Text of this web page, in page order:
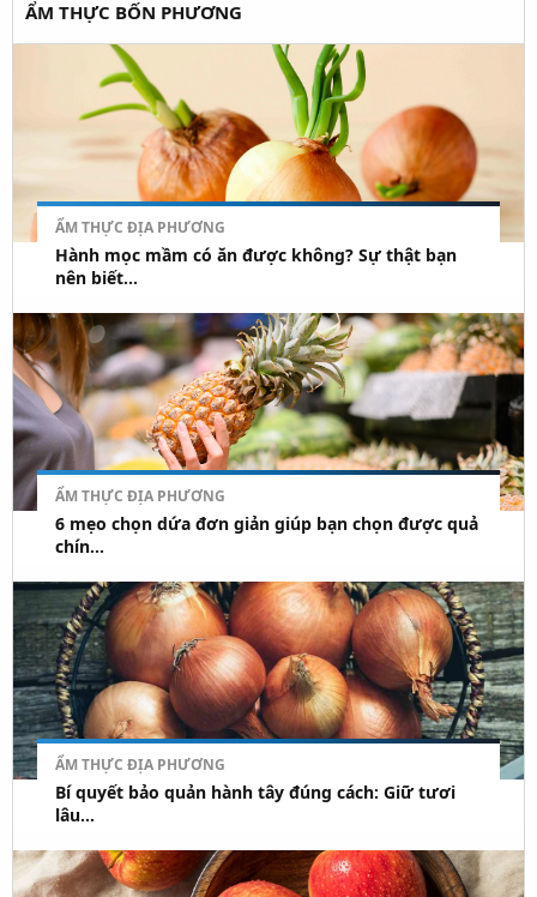
ẨM THỰC BỐN PHƯƠNG
ẨM THỰC ĐỊA PHƯƠNG
Hành mọc mầm có ăn được không? Sự thật bạn
nên biết...
ẨM THỰC ĐỊA PHƯƠNG
6 mẹo chọn dứa đơn giản giúp bạn chọn được quả
chín...
ẨM THỰC ĐỊA PHƯƠNG
Bí quyết bảo quản hành tây đúng cách: Giữ tươi
lâu...